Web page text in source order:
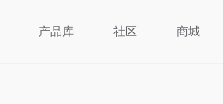
产品库 社区 商城